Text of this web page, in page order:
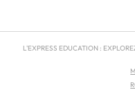
L'EXPRESS EDUCATION :